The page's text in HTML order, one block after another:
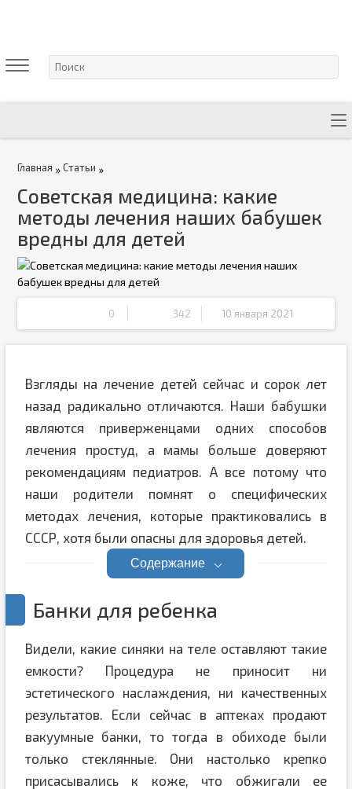
Главная »Статьи »
Советская медицина: какие
методы лечения наших бабушек
вредны для детей
0 342 10 января 2021
Взгляды на лечение детей сейчас и сорок лет
назад радикально отличаются. Наши бабушки
являются приверженцами одних способов
лечения простуд, а мамы больше доверяют
рекомендациям педиатров. А все потому что
наши родители помнят о специфических
методах лечения, которые практиковались в
СССР, хотя были опасны для здоровья детей.
Содержание
Банки для ребенка
Видели, какие синяки на теле оставляют такие
емкости? Процедура не приносит ни
эстетического наслаждения, ни качественных
результатов. Если сейчас в аптеках продают
вакуумные банки, то тогда в обиходе были
только стеклянные. Они настолько крепко
присасывались к коже, что обжигали ее